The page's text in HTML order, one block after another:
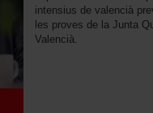
intensius de valencià
les proves de la Junta
Valencià.